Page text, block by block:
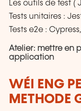
Les outils de test (
Tests unitaires :
Tests e2e :
Atelier: mettre en
application
WÉI ENG
METHODE